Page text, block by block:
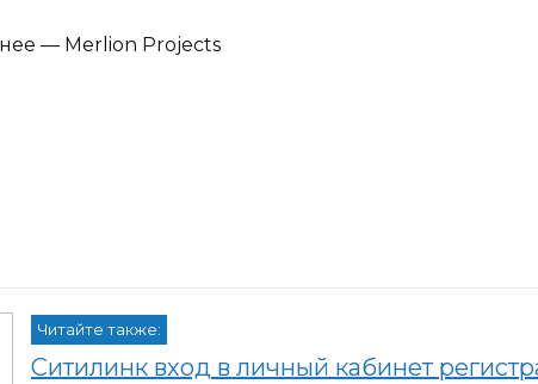
— Merlion Projects
Читайте также:
Ситилинк вход в личный кабинет